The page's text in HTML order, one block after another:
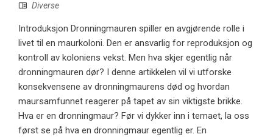
Diverse
Introduksjon Dronningmauren spiller en avgjørende rolle i
livet til en maurkoloni. Den er ansvarlig for reproduksjon og
kontroll av koloniens vekst. Men hva skjer egentlig når
dronningmauren dør? I denne artikkelen vil vi utforske
konsekvensene av dronningmaurens død og hvordan
maursamfunnet reagerer på tapet av sin viktigste brikke.
Hva er en dronningmaur? Før vi dykker inn i temaet, la oss
først se på hva en dronningmaur egentlig er. En